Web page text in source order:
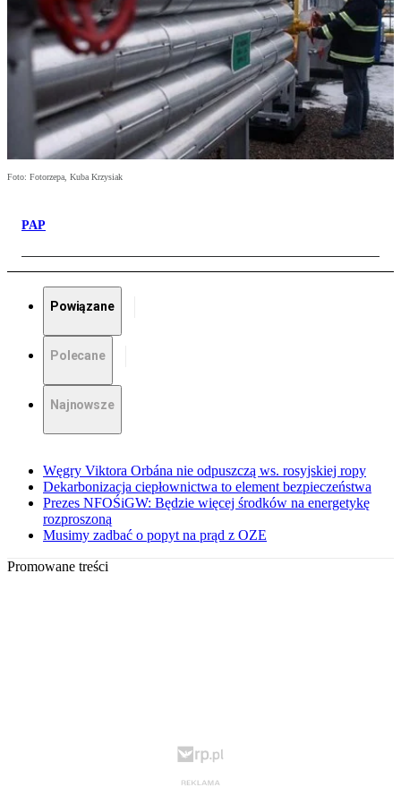
Foto: Fotorzepa, Kuba Krzysiak
PAP
Powiązane
Polecane
Najnowsze
Węgry Viktora Orbána nie odpuszczą ws. rosyjskiej ropy
Dekarbonizacja ciepłownictwa to element bezpieczeństwa
Prezes NFOŚiGW: Będzie więcej środków na energetykę
rozproszoną
Musimy zadbać o popyt na prąd z OZE
Promowane treści